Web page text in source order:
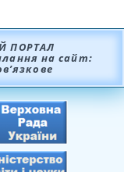
ПОРТАЛ
на сайт: